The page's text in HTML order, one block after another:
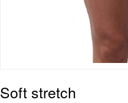
Soft stretch